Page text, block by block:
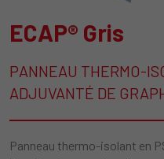
ECAP® Gris
PANNEAU THERMO-
ADJUVANTÉ DE
Panneau thermo-isolant en